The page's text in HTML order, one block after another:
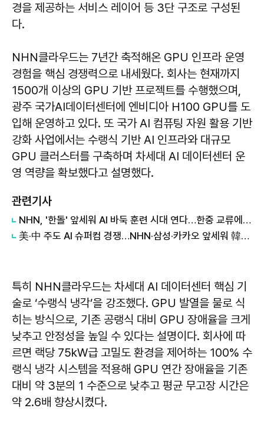
경을 제공하는 서비스 레이어 등 3단 구조로 구성된
다.
NHN클라우드는 7년간 축적해온 GPU 인프라 운영
경험을 핵심 경쟁력으로 내세웠다. 회사는 현재까지
1500개 이상의 GPU 기반 프로젝트를 수행했으며,
광주 국가AI데이터센터에 엔비디아 H100 GPU를 도
입해 운영하고 있다. 또 국가 AI 컴퓨팅 자원 활용 기반
강화 사업에서는 수랭식 기반 AI 인프라와 대규모
GPU 클러스터를 구축하며 차세대 AI 데이터센터 운
영 역량을 확보했다고 설명했다.
관련기사
NHN, '한돌' 앞세워 AI 바둑 훈련 시대 연다…한중 교류에 기술 지원
美·中 주도 AI 슈퍼컴 경쟁…NHN·삼성·카카오 앞세워 韓도 참전
특히 NHN클라우드는 차세대 AI 데이터센터 핵심 기
술로 ‘수랭식 냉각’을 강조했다. GPU 발열을 물로 식
히는 방식으로, 기존 공랭식 대비 GPU 장애율을 크게
낮추고 안정성을 높일 수 있다는 설명이다. 회사에 따
르면 랙당 75kW급 고밀도 환경을 제어하는 100% 수
랭식 냉각 시스템을 적용해 GPU 연간 장애율을 기존
대비 약 3분의 1 수준으로 낮추고 평균 무고장 시간은
약 2.6배 향상시켰다.